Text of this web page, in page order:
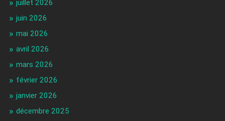
juillet 2026
juin 2026
mai 2026
avril 2026
mars 2026
février 2026
janvier 2026
décembre 2025